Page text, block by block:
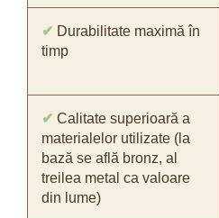
✔ Durabilitate maximă în
timp
✔ Calitate superioară a
materialelor utilizate (la
bază se află bronz, al
treilea metal ca valoare
din lume)